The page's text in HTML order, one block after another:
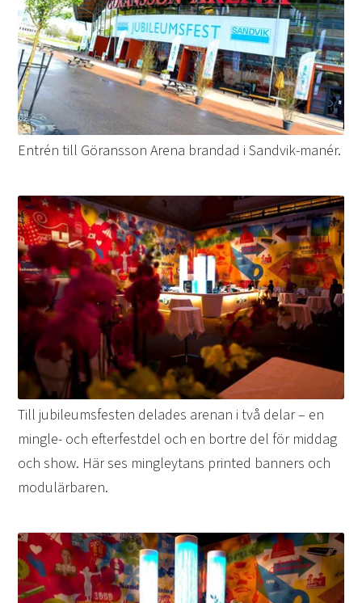
Entrén till Göransson Arena brandad i Sandvik-manér.
Till jubileumsfesten delades arenan i två delar – en
mingle- och efterfestdel och en bortre del för middag
och show. Här ses mingleytans printed banners och
modulärbaren.